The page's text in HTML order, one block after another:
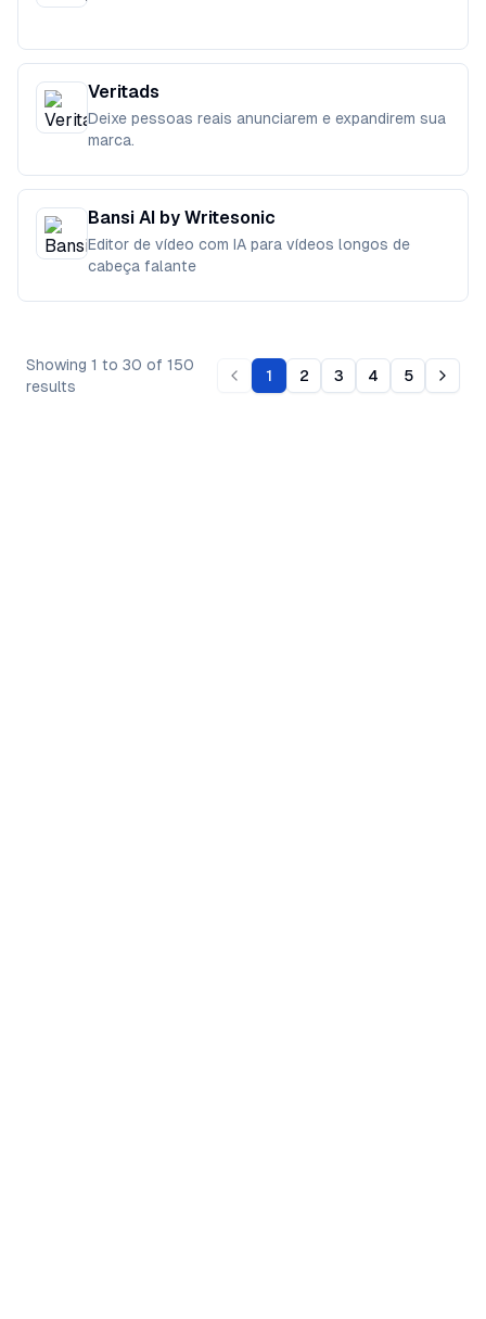
Veritads
Deixe pessoas reais anunciarem e expandirem sua
marca.
Bansi AI by Writesonic
Editor de vídeo com IA para vídeos longos de
cabeça falante
Showing 1 to 30 of 150
results
Previous page
1 2 3 4 5
Next